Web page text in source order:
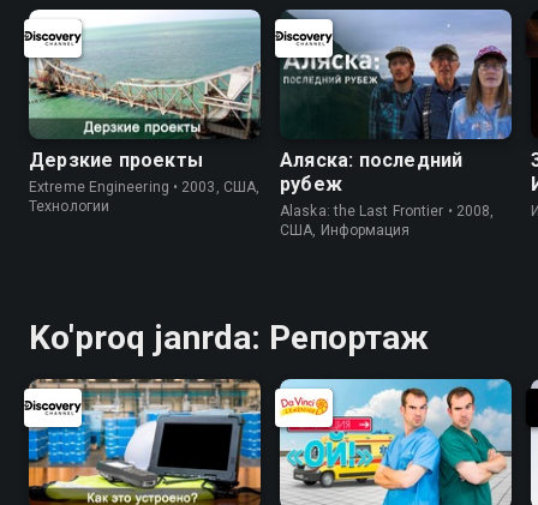
Дерзкие проекты
Extreme Engineering • 2003, США,
Технологии
Аляска: последний
рубеж
Alaska: the Last Frontier • 2008,
США, Информация
Ko'proq janrda: Репортаж